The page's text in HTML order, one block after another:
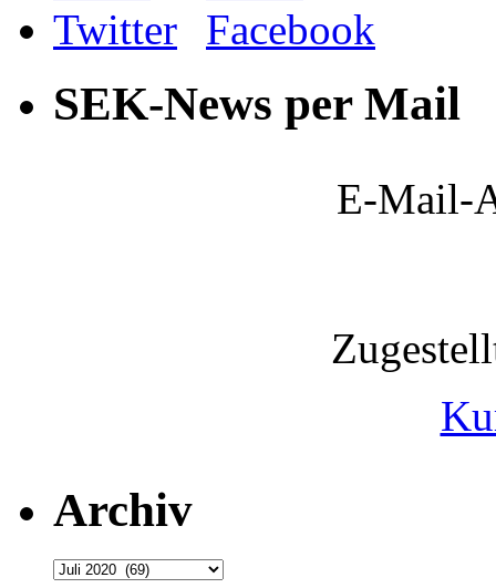
SEK-News per Mail
E-Mail-
Archiv
Archiv